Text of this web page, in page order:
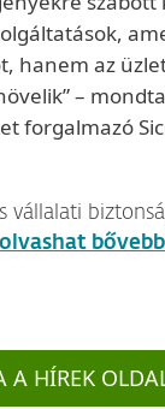
hanem az
–
forgalmazó
vállalati
A HÍREK